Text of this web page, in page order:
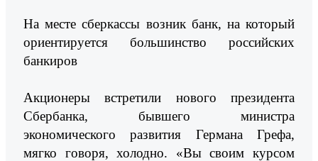
На месте сберкассы возник банк, на который
ориентируется большинство российских
банкиров
Акционеры встретили нового президента
Сбербанка, бывшего министра
экономического развития Германа Грефа,
мягко говоря, холодно. «Вы своим курсом